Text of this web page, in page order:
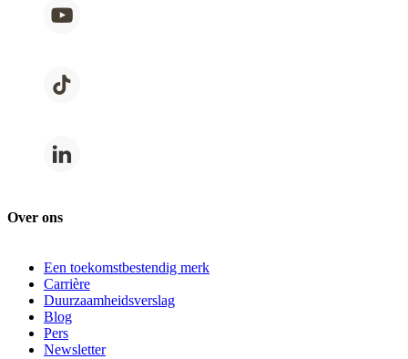
Over ons
Een toekomstbestendig merk
Carrière
Duurzaamheidsverslag
Blog
Pers
Newsletter